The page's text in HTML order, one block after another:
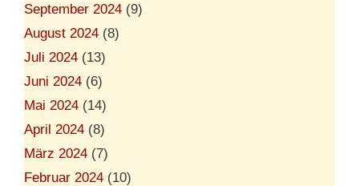
September 2024 (9)
August 2024 (8)
Juli 2024 (13)
Juni 2024 (6)
Mai 2024 (14)
April 2024 (8)
März 2024 (7)
Februar 2024 (10)